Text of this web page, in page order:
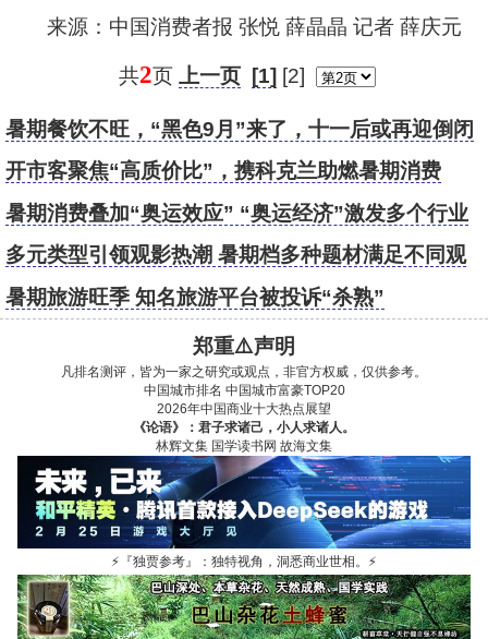
来源：中国消费者报 张悦 薛晶晶 记者 薛庆元
共2页 上一页 [1] [2]
暑期餐饮不旺，“黑色9月”来了，十一后或再迎倒闭
潮？
开市客聚焦“高质价比”，携科克兰助燃暑期消费
暑期消费叠加“奥运效应” “奥运经济”激发多个行业
消费活力
多元类型引领观影热潮 暑期档多种题材满足不同观
众观影需求
暑期旅游旺季 知名旅游平台被投诉“杀熟”
郑重⚠️声明
凡排名测评，皆为一家之研究或观点，非官方权威，仅供参考。
中国城市排名 中国城市富豪TOP20
2026年中国商业十大热点展望
《论语》：君子求诸己，小人求诸人。
林辉文集 国学读书网 故海文集
⚡ 『独贾参考』：独特视角，洞悉商业世相。 ⚡